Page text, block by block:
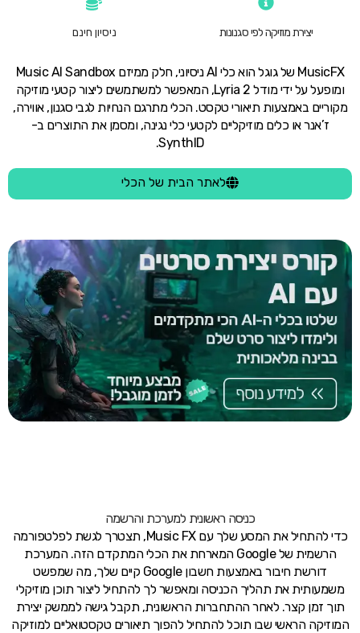
יצירת מוזיקה לפי סגנונות ניסיון חינם
MusicFX של גוגל הוא כלי AI ניסיוני, חלק ממיזם Music AI Sandbox
ומופעל על ידי מודל Lyria 2, המאפשר למשתמשים ליצור קטעי מוזיקה
מקוריים באמצעות תיאורי טקסט. הכלי מתרגם הנחיות לגבי סגנון, אווירה,
ז’אנר או כלים מוזיקליים לקטעי כלי נגינה, ומסמן את התוצרים ב-
SynthID.
לאתר הבית של הכלי
כניסה ראשונית למערכת והרשמה
כדי להתחיל את המסע שלך עם Music FX, תצטרך לגשת לפלטפורמה
הרשמית של Google המארחת את הכלי המתקדם הזה. המערכת
דורשת חיבור באמצעות חשבון Google קיים שלך, מה שמפשט
משמעותית את תהליך הכניסה ומאפשר לך להתחיל ליצור תוכן מוזיקלי
תוך זמן קצר. לאחר ההתחברות הראשונית, תקבל גישה לממשק יצירת
המוזיקה הראשי שבו תוכל להתחיל להפוך תיאורים טקסטואליים למוזיקה